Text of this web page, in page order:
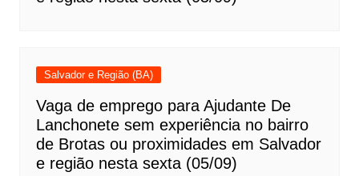
Salvador e Região (BA)
Vaga de emprego para Ajudante De
Lanchonete sem experiência no bairro
de Brotas ou proximidades em Salvador
e região nesta sexta (05/09)